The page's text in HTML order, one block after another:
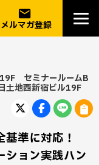
email
メルマガ登録
セミナールームB
地西新宿ビル19F
準に対応！
ション実践ハン